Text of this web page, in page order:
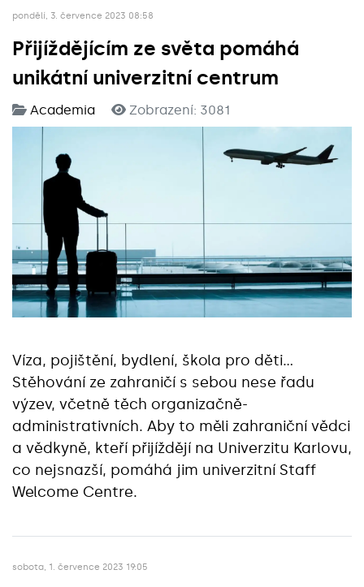
pondělí, 3. července 2023 08:58
Přijíždějícím ze světa pomáhá
unikátní univerzitní centrum
Academia Zobrazení: 3081
Víza, pojištění, bydlení, škola pro děti…
Stěhování ze zahraničí s sebou nese řadu
výzev, včetně těch organizačně-
administrativních. Aby to měli zahraniční vědci
a vědkyně, kteří přijíždějí na Univerzitu Karlovu,
co nejsnazší, pomáhá jim univerzitní Staff
Welcome Centre.
sobota, 1. července 2023 19:05